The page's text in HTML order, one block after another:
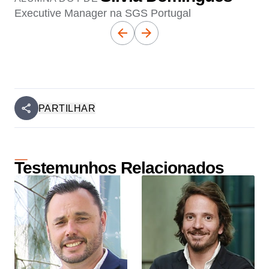
Executive Manager na SGS Portugal
PARTILHAR
Testemunhos Relacionados